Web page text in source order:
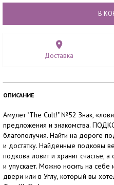
В
Доставка
ОПИСАНИЕ
Амулет "The Cult!" №52 Знак,
предложения и знакомства.
благополучия. Найти на дороге
и достатку. Найденные подковы
подкова ловит и хранит счастье,
и упускает. Можно носить на
двери или в Углу, который вы